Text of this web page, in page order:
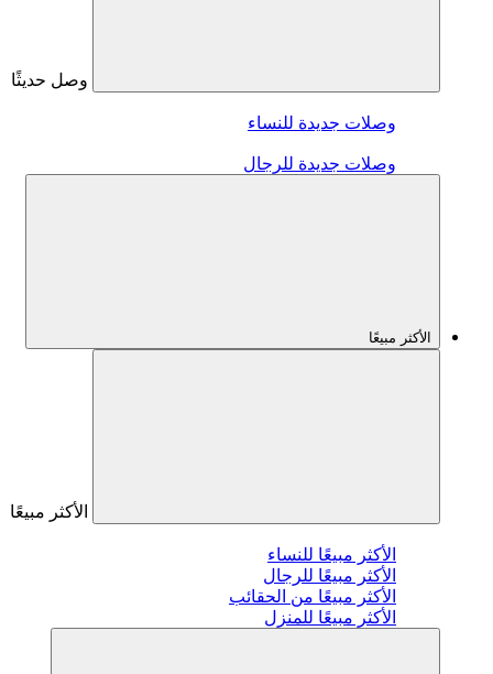
وصل حديثًا
وصلات جديدة للنساء
وصلات جديدة للرجال
الأكثر مبيعًا
الأكثر مبيعًا
الأكثر مبيعًا للنساء
الأكثر مبيعًا للرجال
الأكثر مبيعًا من الحقائب
الأكثر مبيعًا للمنزل